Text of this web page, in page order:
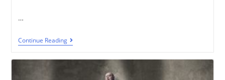
…
Continue Reading